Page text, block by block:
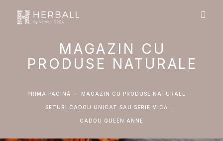
MAGAZIN CU
PRODUSE NATURALE
PRIMA PAGINĂ MAGAZIN CU PRODUSE NATURALE
SETURI CADOU UNICAT SAU SERIE MICĂ
CADOU QUEEN ANNE